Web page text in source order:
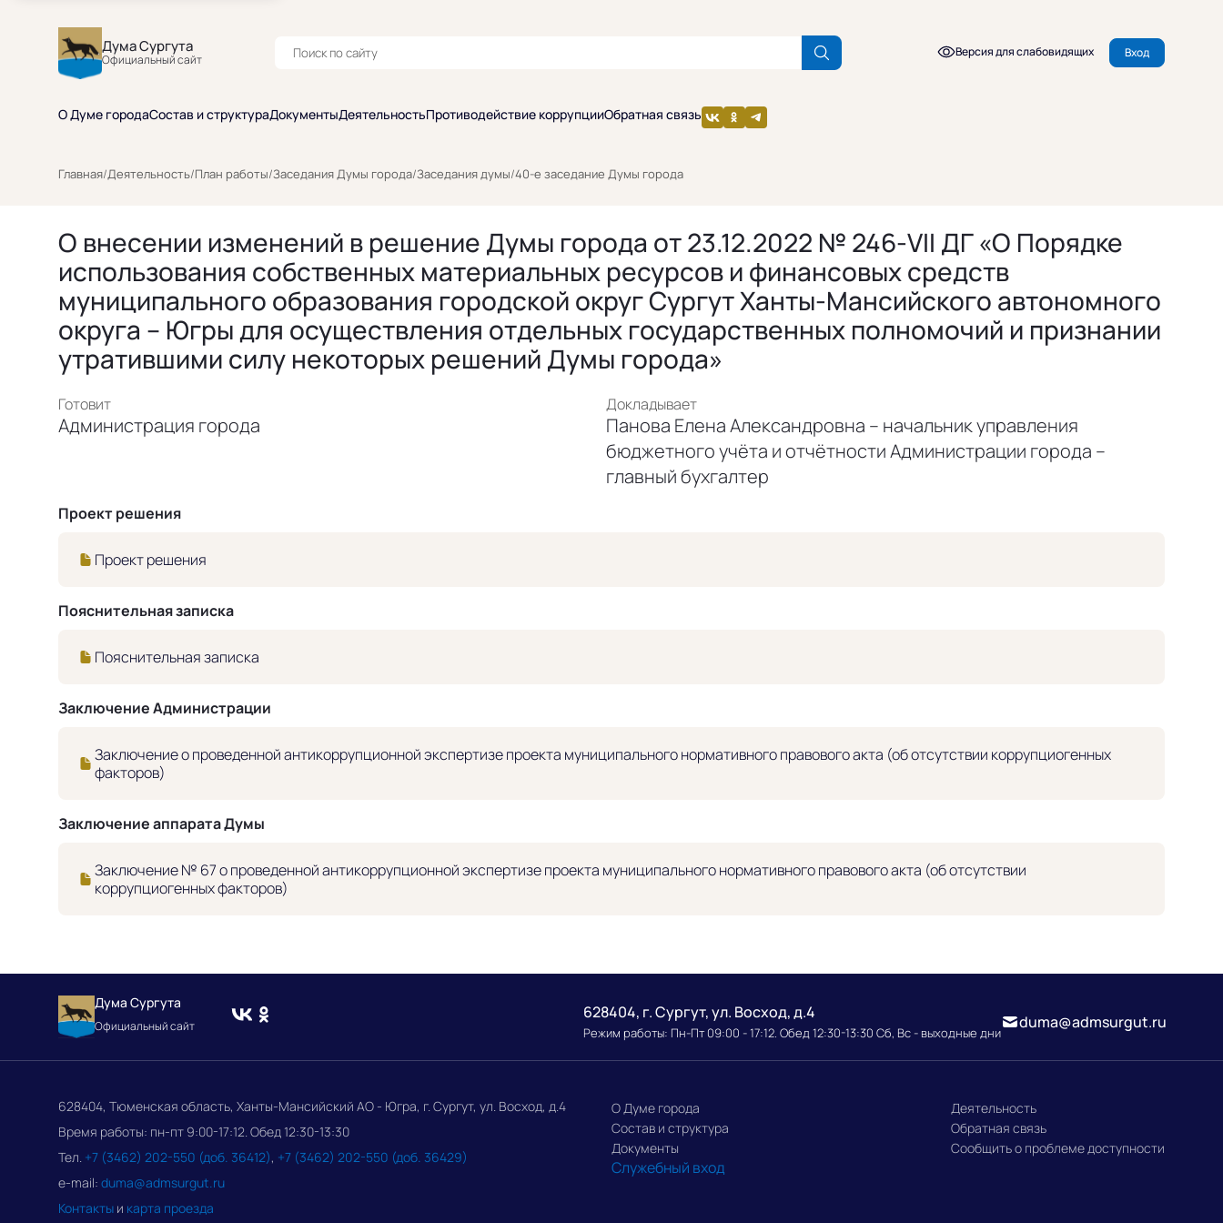
Дума Сургута
Официальный сайт
Версия для слабовидящих Вход
О Думе городаСостав и структураДокументыДеятельностьПротиводействие коррупцииОбратная связь
Главная/Деятельность/План работы/Заседания Думы города/Заседания думы/40-е заседание Думы города
О внесении изменений в решение Думы города от 23.12.2022 № 246-VII ДГ «О Порядке
использования собственных материальных ресурсов и финансовых средств
муниципального образования городской округ Сургут Ханты-Мансийского автономного
округа – Югры для осуществления отдельных государственных полномочий и признании
утратившими силу некоторых решений Думы города»
Готовит
Администрация города
Докладывает
Панова Елена Александровна – начальник управления
бюджетного учёта и отчётности Администрации города –
главный бухгалтер
Проект решения
Проект решения
Пояснительная записка
Пояснительная записка
Заключение Администрации
Заключение о проведенной антикоррупционной экспертизе проекта муниципального нормативного правового акта (об отсутствии коррупциогенных
факторов)
Заключение аппарата Думы
Заключение № 67 о проведенной антикоррупционной экспертизе проекта муниципального нормативного правового акта (об отсутствии
коррупциогенных факторов)
Дума Сургута
Официальный сайт
628404, г. Сургут, ул. Восход, д.4
Режим работы: Пн-Пт 09:00 - 17:12. Обед 12:30-13:30 Сб, Вс - выходные дни
duma@admsurgut.ru
628404, Тюменская область, Ханты-Мансийский АО - Югра, г. Сургут, ул. Восход, д.4
Время работы: пн-пт 9:00-17:12. Обед 12:30-13:30
Тел. +7 (3462) 202-550 (доб. 36412), +7 (3462) 202-550 (доб. 36429)
e-mail: duma@admsurgut.ru
Контакты и карта проезда
О Думе города
Состав и структура
Документы
Деятельность
Обратная связь
Сообщить о проблеме доступности
Служебный вход